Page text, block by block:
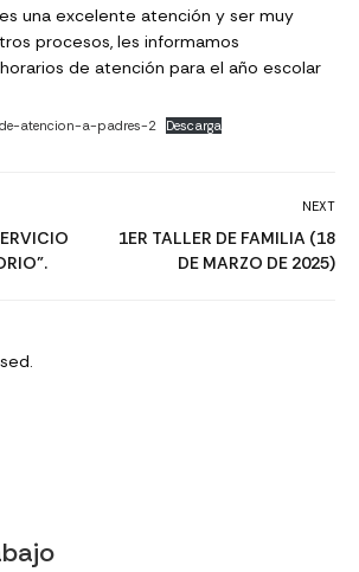
una excelente atención y ser muy
procesos, les informamos
de atención para el año escolar
atencion-a-padres-2 Descarga
NEXT
1ER TALLER DE FAMILIA (18
DE MARZO DE 2025)